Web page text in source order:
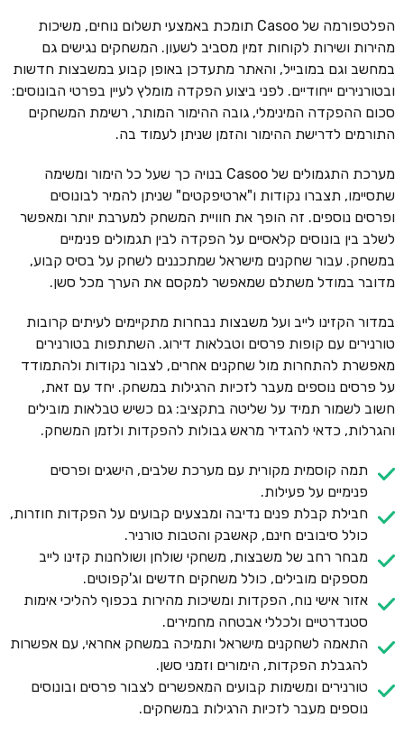
הפלטפורמה של Casoo תומכת באמצעי תשלום נוחים, משיכות
מהירות ושירות לקוחות זמין מסביב לשעון. המשחקים נגישים גם
במחשב וגם במובייל, והאתר מתעדכן באופן קבוע במשבצות חדשות
ובטורנירים ייחודיים. לפני ביצוע הפקדה מומלץ לעיין בפרטי הבונוסים:
סכום ההפקדה המינימלי, גובה ההימור המותר, רשימת המשחקים
התורמים לדרישת ההימור והזמן שניתן לעמוד בה.
מערכת התגמולים של Casoo בנויה כך שעל כל הימור ומשימה
שתסיימו, תצברו נקודות ו"ארטיפקטים" שניתן להמיר לבונוסים
ופרסים נוספים. זה הופך את חוויית המשחק למערבת יותר ומאפשר
לשלב בין בונוסים קלאסיים על הפקדה לבין תגמולים פנימיים
במשחק. עבור שחקנים מישראל שמתכננים לשחק על בסיס קבוע,
מדובר במודל משתלם שמאפשר למקסם את הערך מכל סשן.
במדור הקזינו לייב ועל משבצות נבחרות מתקיימים לעיתים קרובות
טורנירים עם קופות פרסים וטבלאות דירוג. השתתפות בטורנירים
מאפשרת להתחרות מול שחקנים אחרים, לצבור נקודות ולהתמודד
על פרסים נוספים מעבר לזכיות הרגילות במשחק. יחד עם זאת,
חשוב לשמור תמיד על שליטה בתקציב: גם כשיש טבלאות מובילים
והגרלות, כדאי להגדיר מראש גבולות להפקדות ולזמן המשחק.
תמה קוסמית מקורית עם מערכת שלבים, הישגים ופרסים
פנימיים על פעילות.
חבילת קבלת פנים נדיבה ומבצעים קבועים על הפקדות חוזרות,
כולל סיבובים חינם, קאשבק והטבות טורניר.
מבחר רחב של משבצות, משחקי שולחן ושולחנות קזינו לייב
מספקים מובילים, כולל משחקים חדשים וג'קפוטים.
אזור אישי נוח, הפקדות ומשיכות מהירות בכפוף להליכי אימות
סטנדרטיים ולכללי אבטחה מחמירים.
התאמה לשחקנים מישראל ותמיכה במשחק אחראי, עם אפשרות
להגבלת הפקדות, הימורים וזמני סשן.
טורנירים ומשימות קבועים המאפשרים לצבור פרסים ובונוסים
נוספים מעבר לזכיות הרגילות במשחקים.